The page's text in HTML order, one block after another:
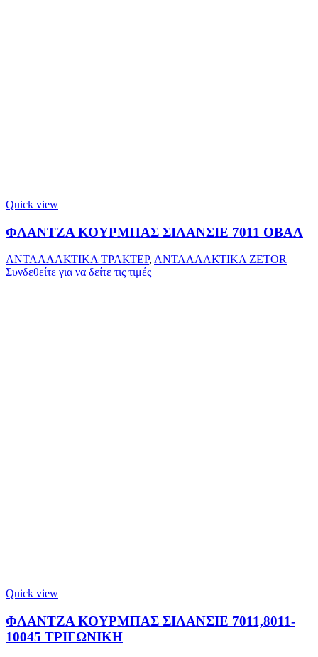
Quick view
ΦΛΑΝΤΖΑ ΚΟΥΡΜΠΑΣ ΣΙΛΑΝΣΙΕ 7011 ΟΒΑΛ
ΑΝΤΑΛΛΑΚΤΙΚΑ ΤΡΑΚΤΕΡ, ΑΝΤΑΛΛΑΚΤΙΚΑ ZETOR
Συνδεθείτε για να δείτε τις τιμές
Quick view
ΦΛΑΝΤΖΑ ΚΟΥΡΜΠΑΣ ΣΙΛΑΝΣΙΕ 7011,8011-
10045 ΤΡΙΓΩΝΙΚΗ